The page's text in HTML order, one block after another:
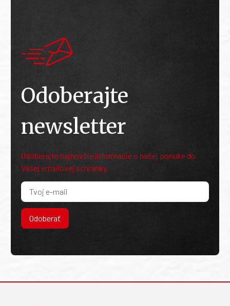
Odoberajte
newsletter
Odoberajte najnovšie informácie o našej ponuke do
Vašej emailovej schránky.
Odoberať